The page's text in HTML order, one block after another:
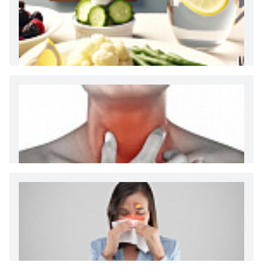
Как и сколько денег можно получить по
Диета 7 стол при заболеваниях почек (острый и
Ларингит: все о ларингите и его лечении. Как
спасти свой голос.